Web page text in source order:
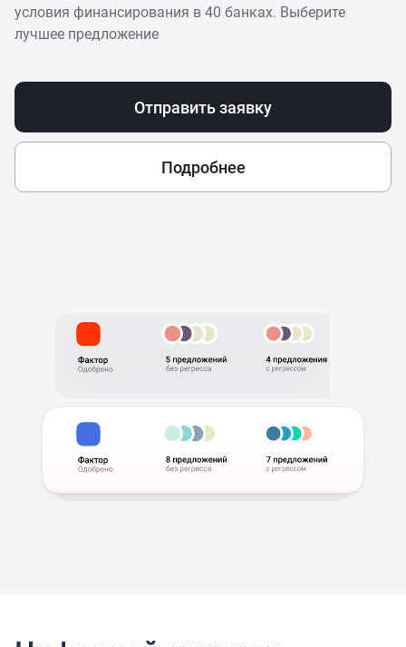
условия финансирования в 40 банках. Выберите
лучшее предложение
Отправить заявку
Подробнее